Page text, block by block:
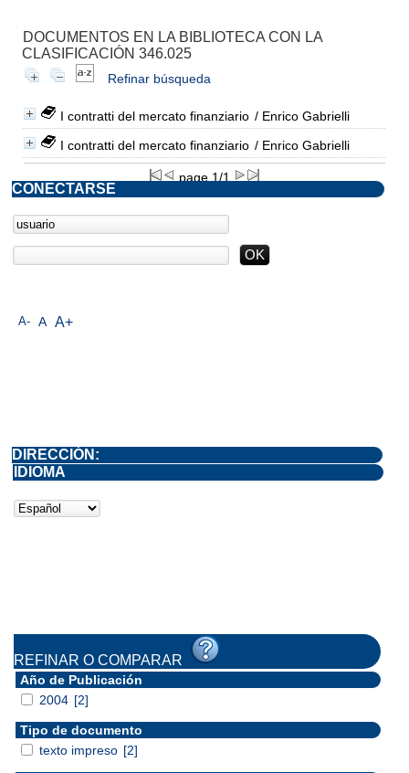
DOCUMENTOS EN LA BIBLIOTECA CON LA
CLASIFICACIÓN 346.025
Refinar búsqueda
I contratti del mercato finanziario / Enrico Gabrielli
I contratti del mercato finanziario / Enrico Gabrielli
page 1/1
A- A A+
CONECTARSE
DIRECCIÓN:
IDIOMA
REFINAR O COMPARAR
Año de Publicación
2004 [2]
Tipo de documento
texto impreso [2]